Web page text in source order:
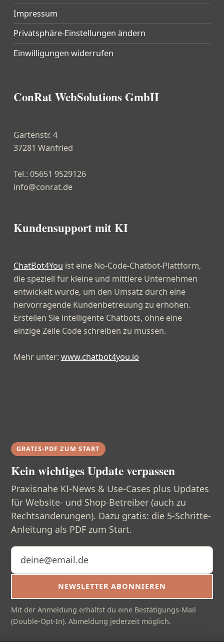
Impressum
Privatsphäre-Einstellungen ändern
Einwilligungen widerrufen
ConRat WebSolutions GmbH
Gartenstr. 4
37281 Wanfried
Tel.: 05651 9529126
info@conrat.de
Kundensupport mit KI
ChatBot4You ist eine No-Code-Chatbot-Plattform,
die speziell für kleine und mittlere Unternehmen
entwickelt wurde, um den Umsatz durch eine
hervorragende Kundenbetreuung zu erhöhen.
Erstellen Sie intelligente Chatbots, ohne eine
einzige Zeile Code schreiben zu müssen.
Mehr unter: www.chatbot4you.io
GRATIS-PDF ZUM START
Kein wichtiges Update verpassen
Praxisnahe KI-News & Use-Cases plus Updates
für Website- und Shop-Betreiber (auch zu
Rechtsänderungen). Dazu gratis: die 5-Schritte-
Anleitung als PDF zum Start.
E-Mail-Adresse
NEWSLETTER ABONNIEREN
Mit der Anmeldung erhältst du eine Bestätigungs-Mail
(Double-Opt-In). Abmeldung jederzeit möglich.